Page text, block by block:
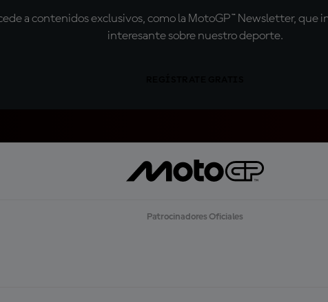
a contenidos exclusivos, como la MotoGP™ Newsletter, que
interesante sobre nuestro deporte.
Patrocinadores Oficiales